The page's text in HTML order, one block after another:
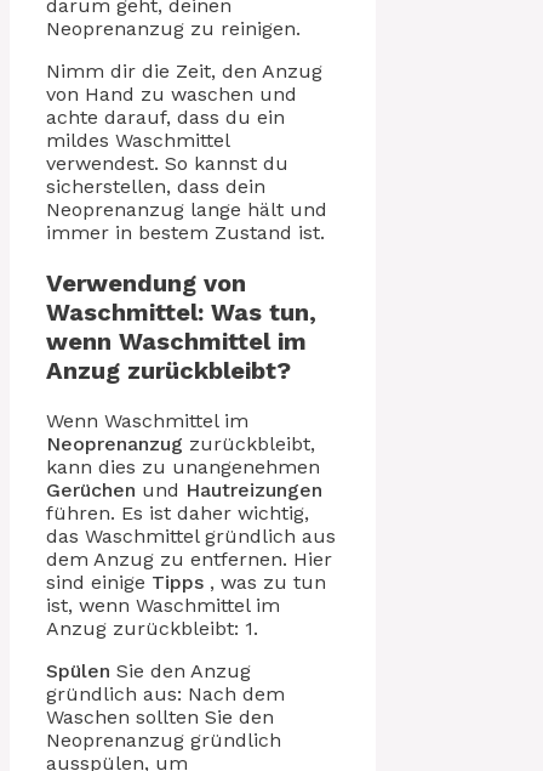
darum geht, deinen
Neoprenanzug zu reinigen.
Nimm dir die Zeit, den Anzug
von Hand zu waschen und
achte darauf, dass du ein
mildes Waschmittel
verwendest. So kannst du
sicherstellen, dass dein
Neoprenanzug lange hält und
immer in bestem Zustand ist.
Verwendung von
Waschmittel: Was tun,
wenn Waschmittel im
Anzug zurückbleibt?
Wenn Waschmittel im
Neoprenanzug zurückbleibt,
kann dies zu unangenehmen
Gerüchen und Hautreizungen
führen. Es ist daher wichtig,
das Waschmittel gründlich aus
dem Anzug zu entfernen. Hier
sind einige Tipps , was zu tun
ist, wenn Waschmittel im
Anzug zurückbleibt: 1.
Spülen Sie den Anzug
gründlich aus: Nach dem
Waschen sollten Sie den
Neoprenanzug gründlich
ausspülen, um